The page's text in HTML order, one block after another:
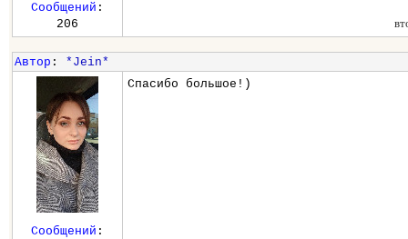
Сообщений :
206
Автор : *Jein*
Спасибо большое!)
Сообщений :